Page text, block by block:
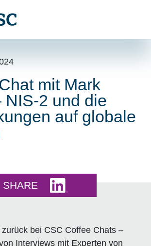
mit Mark
NIS-2 und die
auf globale
SHARE
bei CSC Coffee Chats –
Interviews mit Experten von